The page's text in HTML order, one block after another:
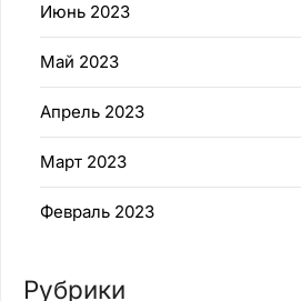
Июнь 2023
Май 2023
Апрель 2023
Март 2023
Февраль 2023
Рубрики